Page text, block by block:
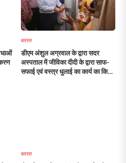
बक्सर
डीएम अंशुल अग्रवाल के द्वारा सदर
अस्पताल में जीविका दीदी के द्वारा साफ-
सफाई एवं वस्त्र धुलाई का कार्य का किया
बक्सर